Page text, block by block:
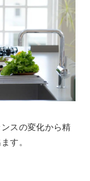
スの変化から精
す。